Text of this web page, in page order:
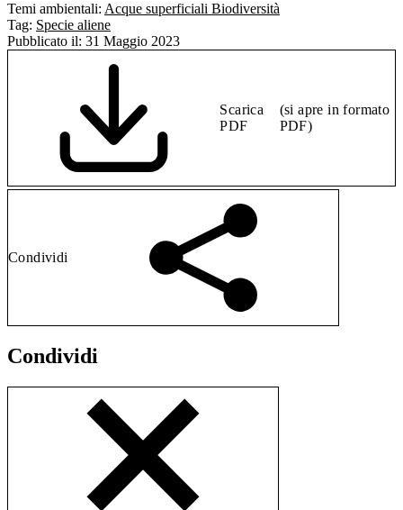
Temi ambientali: Acque superficiali Biodiversità
Tag: Specie aliene
Pubblicato il: 31 Maggio 2023
Scarica
PDF
(si apre in formato
PDF)
Condividi
Condividi